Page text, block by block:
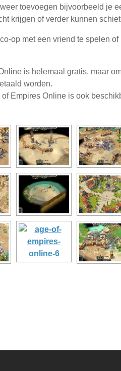
toevoegen bijvoorbeeld je
krijgen of verder kunnen
op met een vriend te spelen
is helemaal gratis, maar
worden.
Empires Online is ook